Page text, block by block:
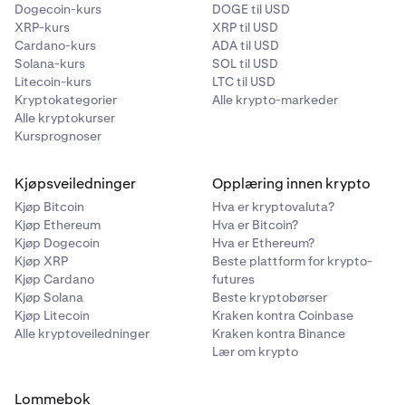
Dogecoin-kurs
XRP-kurs
Cardano-kurs
Solana-kurs
Litecoin-kurs
Kryptokategorier
Alle kryptokurser
Kursprognoser
DOGE til USD
XRP til USD
ADA til USD
SOL til USD
LTC til USD
Alle krypto-markeder
Kjøpsveiledninger
Kjøp Bitcoin
Kjøp Ethereum
Kjøp Dogecoin
Kjøp XRP
Kjøp Cardano
Kjøp Solana
Kjøp Litecoin
Alle kryptoveiledninger
Opplæring innen krypto
Hva er kryptovaluta?
Hva er Bitcoin?
Hva er Ethereum?
Beste plattform for krypto-
futures
Beste kryptobørser
Kraken kontra Coinbase
Kraken kontra Binance
Lær om krypto
Lommebok